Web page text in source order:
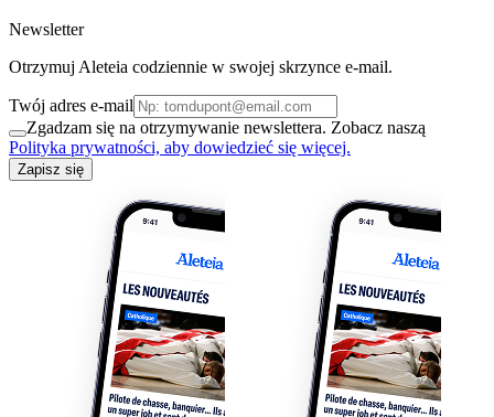
Newsletter
Otrzymuj Aleteia codziennie w swojej skrzynce e-mail.
Twój adres e-mail
Zgadzam się na otrzymywanie newslettera. Zobacz naszą
Polityka prywatności, aby dowiedzieć się więcej.
Zapisz się